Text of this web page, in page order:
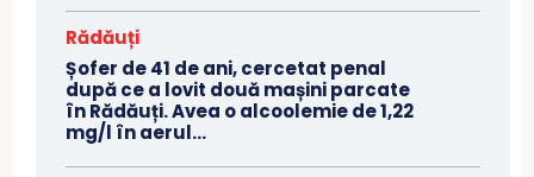
Rădăuți
Șofer de 41 de ani, cercetat penal
după ce a lovit două mașini parcate
în Rădăuți. Avea o alcoolemie de 1,22
mg/l în aerul...